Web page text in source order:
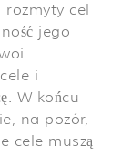
rozmyty cel
jego
i
W końcu
na pozór,
cele muszą